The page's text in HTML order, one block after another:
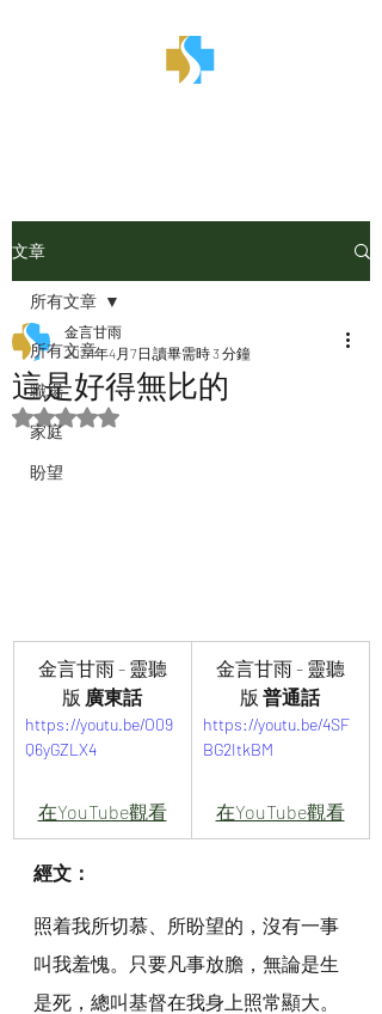
文章
所有文章
職場
家庭
盼望
所有文章
這是好得無比的
金言甘雨
2024年4月7日 讀畢需時 3 分鐘
評等為 NaN（最高為 5 顆星）。
金言甘雨 - 靈聽
版 廣東話
https://youtu.be/O09
Q6yGZLX4
在YouTube觀看
金言甘雨 - 靈聽
版 普通話
https://youtu.be/4SF
BG2ItkBM
在YouTube觀看
經文：
照着我所切慕、所盼望的，沒有一事
叫我羞愧。只要凡事放膽，無論是生
是死，總叫基督在我身上照常顯大。